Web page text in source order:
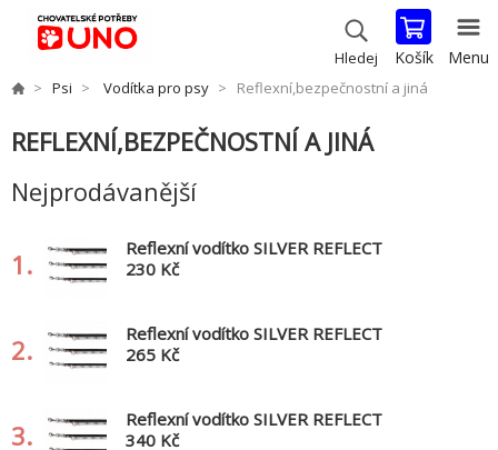
Hledej Košík Menu
Psi Vodítka pro psy Reflexní,bezpečnostní a jiná
REFLEXNÍ,BEZPEČNOSTNÍ A JINÁ
Nejprodávanější
1.
Reflexní vodítko SILVER REFLECT
prodlužovací XS-S 2,00m/15mm
230 Kč
2.
Reflexní vodítko SILVER REFLECT
prodlužovací M-L 2,00m/20mm
265 Kč
3.
Reflexní vodítko SILVER REFLECT
prodlužovací L-XL 2,00m/25mm
340 Kč